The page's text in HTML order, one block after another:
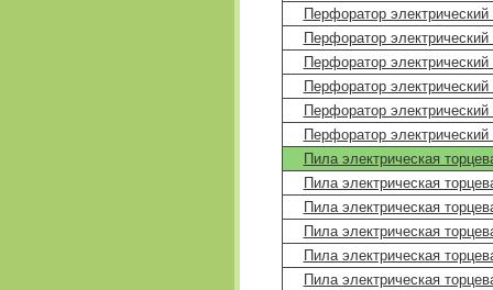
Перфоратор
Перфоратор
Перфоратор
Перфоратор
Перфоратор
Перфоратор
Пила электрическая
Пила электрическая
Пила электрическая
Пила электрическая
Пила электрическая
Пила электрическая